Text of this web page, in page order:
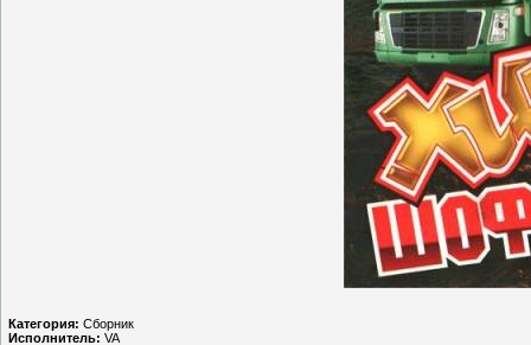
Категория: Сборник
Исполнитель: VA